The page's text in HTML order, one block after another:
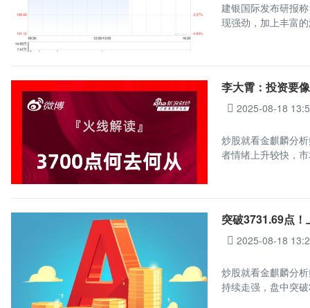
建银国际发布研报
现强劲，加上丰富
李大霄：投资要
2025-08-18
炒股就看金麒麟分
者情绪上升较快，
突破3731.69点
2025-08-18
炒股就看金麒麟分
持续走强，盘中突